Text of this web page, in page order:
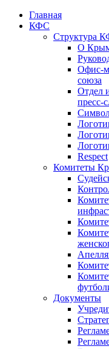
Главная
КФС
Структура
О
Офис-
союза
Отдел
пресс-
Respect
Комитеты
Документы